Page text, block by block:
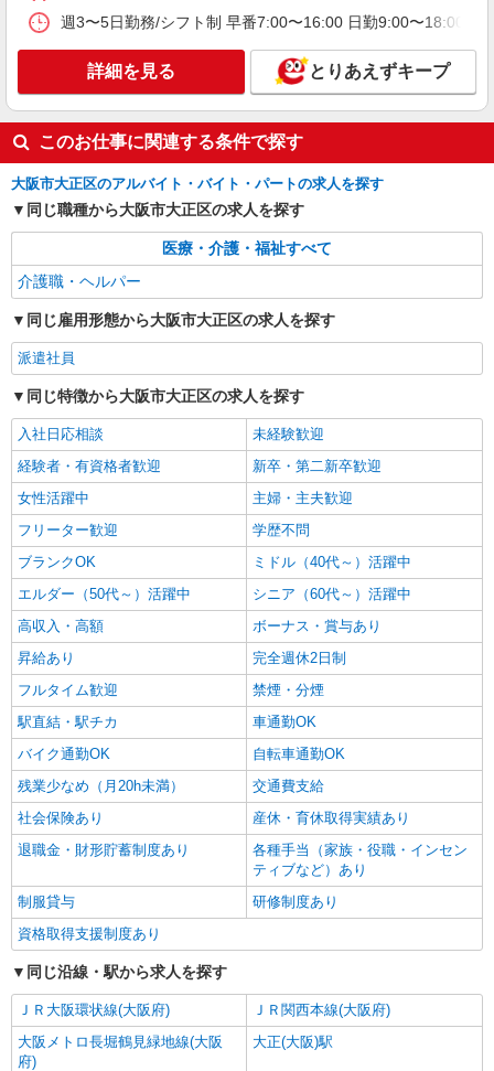
派遣社員
≪大正駅≫日勤のみ＆残業ナシ！お迎えに間に
時給1550円〜2187円 ＜日払い有/週払い有/交
通費全支給(ガソリン代含む)＞
大阪市大正区
キープ
派遣社員
株式会社kotrio /●OS-H2-2011876
≪大正駅≫夜勤なし！未経験・ブランクOKの
デイスタッフ
時給1550円〜2187円 ＜日払い有/週払い有/交
通費全支給(ガソリン代含む)＞
大阪市大正区
キープ 詳細を見る
派遣社員
株式会社kotrio /●OS-H2-2009566
向かう先は、笑顔の待つ場所！デイサービスの
サポート＆送迎STAFF
時給1550円〜2187円 ＜日払い有/週払い有/交
通費全支給(ガソリン代含む)＞
大阪市大正区
詳細を見る
週3〜5日勤務/シフト制 早番7:00〜16:00 日勤9:00〜18:00
詳細を見る とりあえずキープ
このお仕事に関連する条件で探す
大阪市大正区のアルバイト・バイト・パートの求人を探す
同じ職種から大阪市大正区の求人を探す
医療・介護・福祉すべて
介護職・ヘルパー
同じ雇用形態から大阪市大正区の求人を探す
派遣社員
同じ特徴から大阪市大正区の求人を探す
入社日応相談
未経験歓迎
経験者・有資格者歓迎
新卒・第二新卒歓迎
女性活躍中
主婦・主夫歓迎
フリーター歓迎
学歴不問
ブランクOK
ミドル（40代～）活躍中
エルダー（50代～）活躍中
シニア（60代～）活躍中
高収入・高額
ボーナス・賞与あり
昇給あり
完全週休2日制
フルタイム歓迎
禁煙・分煙
駅直結・駅チカ
車通勤OK
バイク通勤OK
自転車通勤OK
残業少なめ（月20h未満）
交通費支給
社会保険あり
産休・育休取得実績あり
退職金・財形貯蓄制度あり
各種手当（家族・役職・インセン
ティブなど）あり
制服貸与
研修制度あり
資格取得支援制度あり
同じ沿線・駅から求人を探す
ＪＲ大阪環状線(大阪府)
ＪＲ関西本線(大阪府)
大阪メトロ長堀鶴見緑地線(大阪
府)
大正(大阪)駅